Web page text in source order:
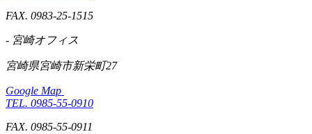
FAX. 0983-25-1515
- 宮崎オフィス
宮崎県宮崎市新栄町27
Google Map
TEL. 0985-55-0910
FAX. 0985-55-0911